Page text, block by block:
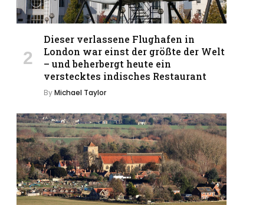
Dieser verlassene Flughafen in
London war einst der größte der Welt
– und beherbergt heute ein
verstecktes indisches Restaurant
ByMichael Taylor